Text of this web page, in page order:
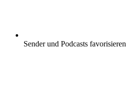
Sender und Podcasts favorisieren